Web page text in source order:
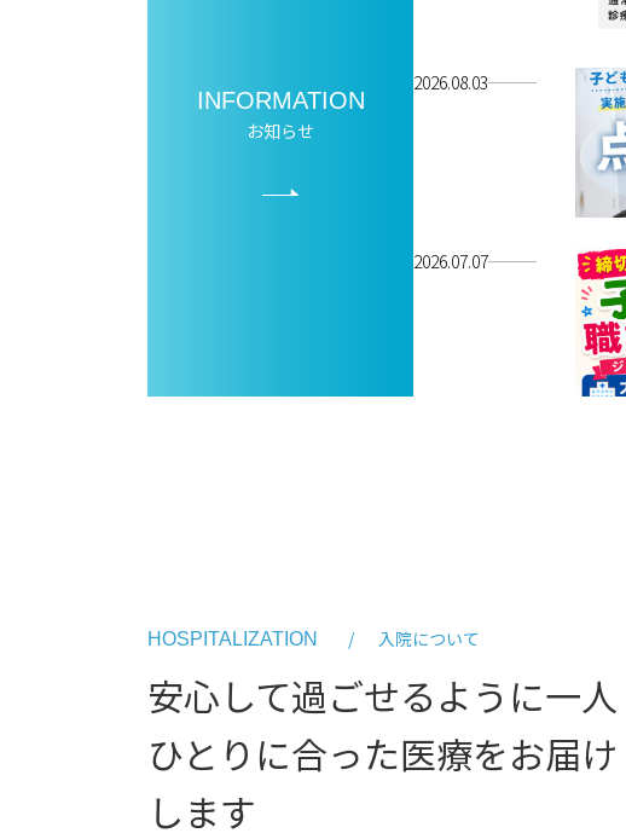
INFORMATION
お知らせ
2026.08.03
2026.07.07
HOSPITALIZATION 入院について
安心して過ごせるように一人
ひとりに合った医療をお届け
します